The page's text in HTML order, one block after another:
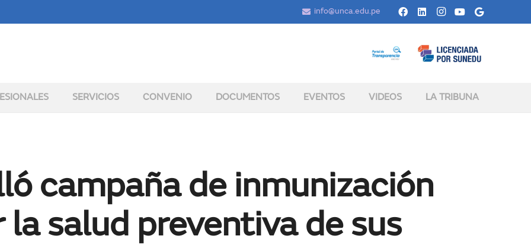
info@unca.edu.pe
SERVICIOS CONVENIO DOCUMENTOS EVENTOS VIDEOS LA TRIBUNA
campaña de inmunización
salud preventiva de sus